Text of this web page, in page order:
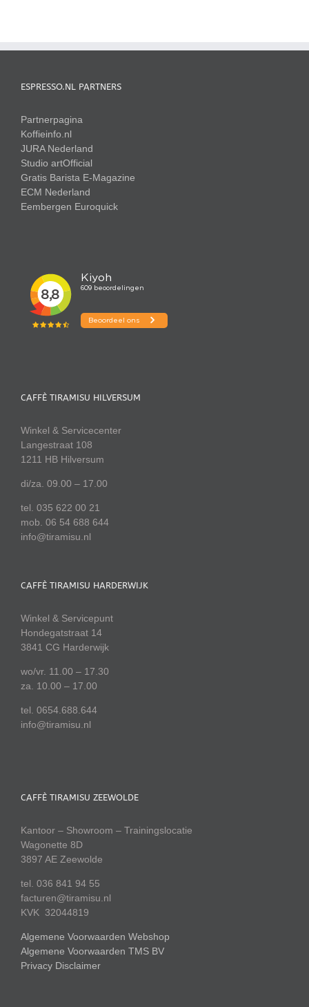
ESPRESSO.NL PARTNERS
Partnerpagina
Koffieinfo.nl
JURA Nederland
Studio artOfficial
Gratis Barista E-Magazine
ECM Nederland
Eembergen Euroquick
CAFFÈ TIRAMISU HILVERSUM
Winkel & Servicecenter
Langestraat 108
1211 HB Hilversum
di/za. 09.00 – 17.00
tel. 035 622 00 21
mob. 06 54 688 644
info@tiramisu.nl
CAFFÈ TIRAMISU HARDERWIJK
Winkel & Servicepunt
Hondegatstraat 14
3841 CG Harderwijk
wo/vr. 11.00 – 17.30
za. 10.00 – 17.00
tel. 0654.688.644
info@tiramisu.nl
CAFFÈ TIRAMISU ZEEWOLDE
Kantoor – Showroom – Trainingslocatie
Wagonette 8D
3897 AE Zeewolde
tel. 036 841 94 55
facturen@tiramisu.nl
KVK 32044819
Algemene Voorwaarden Webshop
Algemene Voorwaarden TMS BV
Privacy Disclaimer